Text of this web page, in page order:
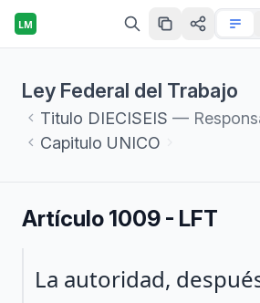
LM
Ley Federal del Trabajo
Titulo DIECISEIS — Responsabilidades y
Capitulo UNICO
Artículo 1009 - LFT
Párrafo 1
La autoridad,